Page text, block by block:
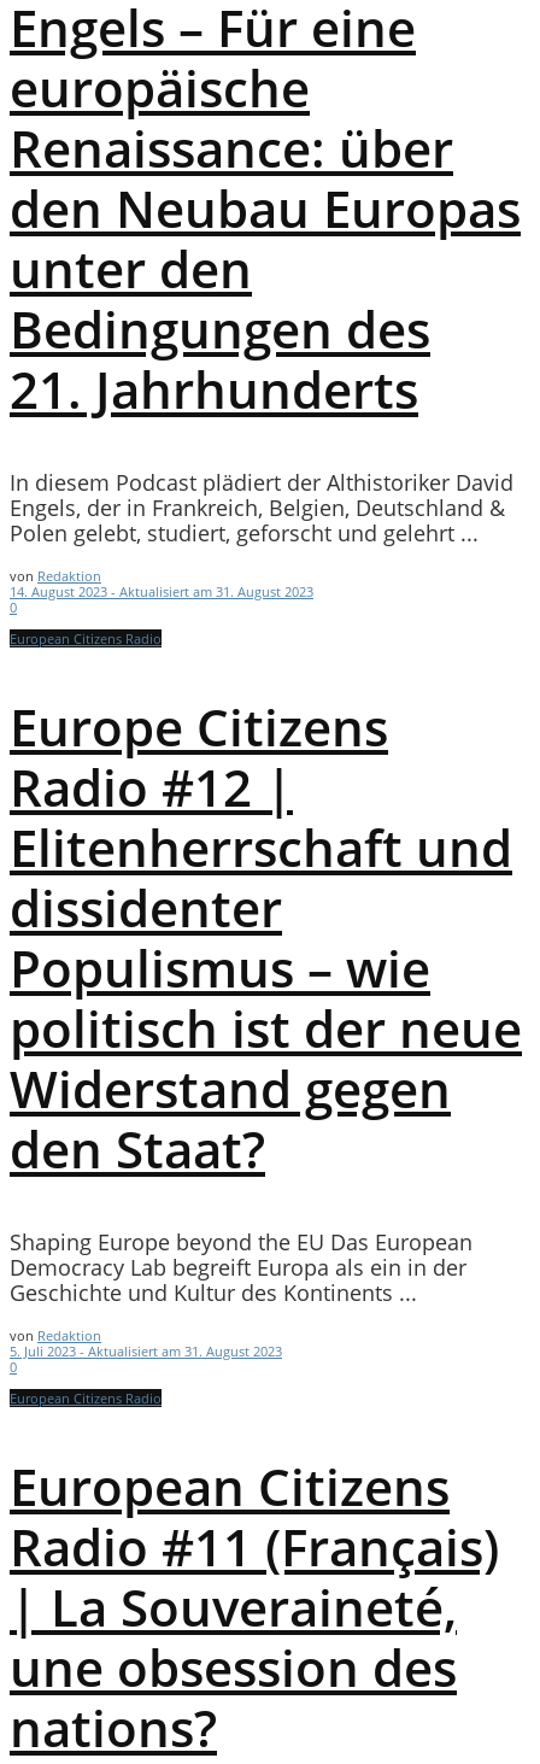
Engels – Für eine
europäische
Renaissance: über
den Neubau Europas
unter den
Bedingungen des
21. Jahrhunderts
In diesem Podcast plädiert der Althistoriker David
Engels, der in Frankreich, Belgien, Deutschland &
Polen gelebt, studiert, geforscht und gelehrt ...
von Redaktion
14. August 2023 - Aktualisiert am 31. August 2023
0
European Citizens Radio
Europe Citizens
Radio #12 |
Elitenherrschaft und
dissidenter
Populismus – wie
politisch ist der neue
Widerstand gegen
den Staat?
Shaping Europe beyond the EU Das European
Democracy Lab begreift Europa als ein in der
Geschichte und Kultur des Kontinents ...
von Redaktion
5. Juli 2023 - Aktualisiert am 31. August 2023
0
European Citizens Radio
European Citizens
Radio #11 (Français)
| La Souveraineté,
une obsession des
nations?